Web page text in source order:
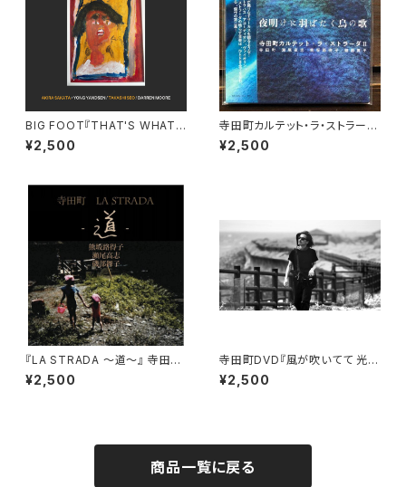
BIG FOOT『THAT'S WHAT
YOU GET』
¥2,500
寺田町カルテット・ラ・ストラーダ
Ⅱ『夜明けに羽ばたく鳥の歌』
¥2,500
『LA STRADA ～道～』 寺田
町・熊坂路得子・瀬尾高志・磯部
舞子
¥2,500
寺田町DVD『風が吹いてて 光が
あって』
¥2,500
商品一覧に戻る